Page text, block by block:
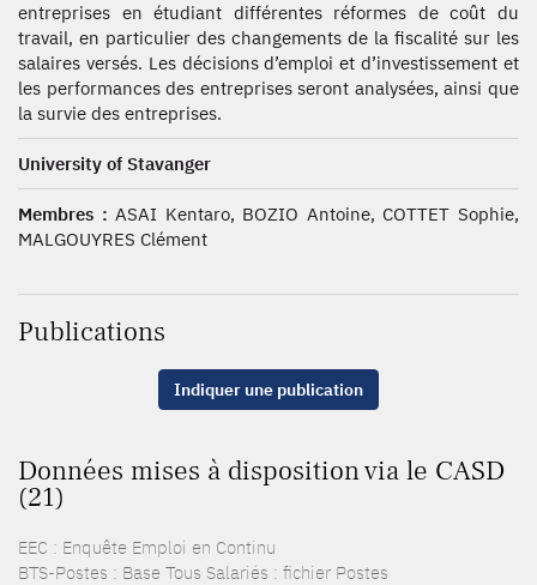
entreprises en étudiant différentes réformes de coût du
travail, en particulier des changements de la fiscalité sur les
salaires versés. Les décisions d’emploi et d’investissement et
les performances des entreprises seront analysées, ainsi que
la survie des entreprises.
University of Stavanger
Membres : ASAI Kentaro, BOZIO Antoine, COTTET Sophie,
MALGOUYRES Clément
Publications
Indiquer une publication
Données mises à disposition via le CASD
(21)
EEC : Enquête Emploi en Continu
BTS-Postes : Base Tous Salariés : fichier Postes